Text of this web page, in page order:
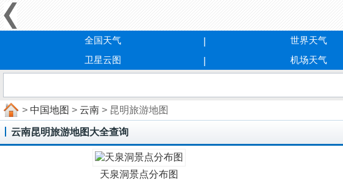
全国天气 世界天气
卫星云图
机场天气
> 中国地图 > 云南 > 昆明旅游地图
云南昆明旅游地图大全查询
天泉洞景点分布图